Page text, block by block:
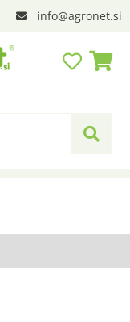
info agronet.si